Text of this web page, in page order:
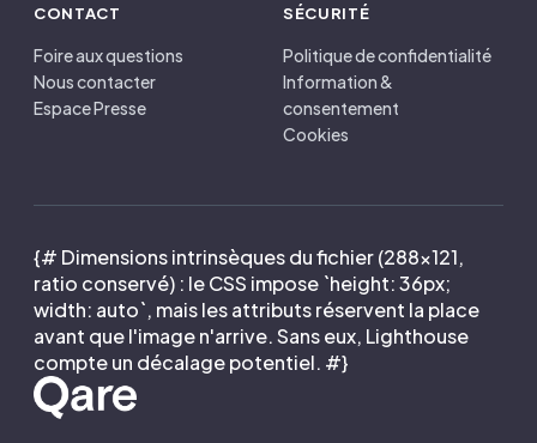
CONTACT
Foire aux questions
Nous contacter
Espace Presse
SÉCURITÉ
Politique de confidentialité
Information &
consentement
Cookies
{# Dimensions intrinsèques du fichier (288×121,
ratio conservé) : le CSS impose `height: 36px;
width: auto`, mais les attributs réservent la place
avant que l'image n'arrive. Sans eux, Lighthouse
compte un décalage potentiel. #}